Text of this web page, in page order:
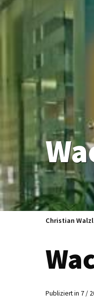
Christian
Publiziert in 7 /